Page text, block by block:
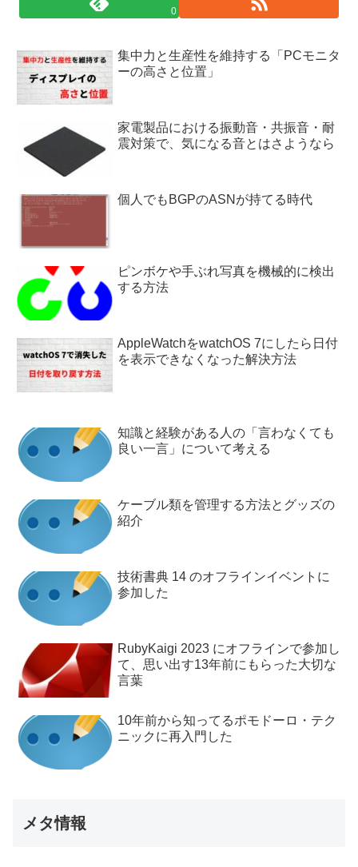
0
集中力と生産性を維持する「PCモニタ
ーの高さと位置」
家電製品における振動音・共振音・耐
震対策で、気になる音とはさようなら
個人でもBGPのASNが持てる時代
ピンボケや手ぶれ写真を機械的に検出
する方法
AppleWatchをwatchOS 7にしたら日付
を表示できなくなった解決方法
知識と経験がある人の「言わなくても
良い一言」について考える
ケーブル類を管理する方法とグッズの
紹介
技術書典 14 のオフラインイベントに
参加した
RubyKaigi 2023 にオフラインで参加し
て、思い出す13年前にもらった大切な
言葉
10年前から知ってるポモドーロ・テク
ニックに再入門した
メタ情報